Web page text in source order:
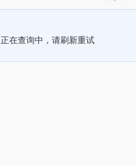
正在查询中，请刷新重试